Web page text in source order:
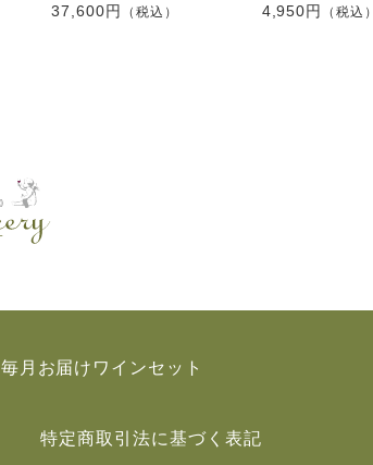
37,600円 （税込） 4,950円 （税込）
毎月お届けワインセット
特定商取引法に基づく表記